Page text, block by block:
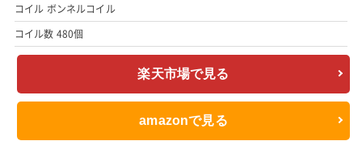
コイル ボンネルコイル
コイル数 480個
楽天市場で見る
amazonで見る